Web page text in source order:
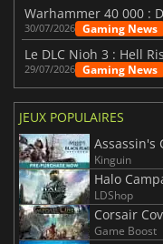
30/07/2026 Gaming News
29/07/2026 Gaming News
JEUX POPULAIRES
Assassin's
Kinguin
Halo
LDShop
Corsair
Game Boost